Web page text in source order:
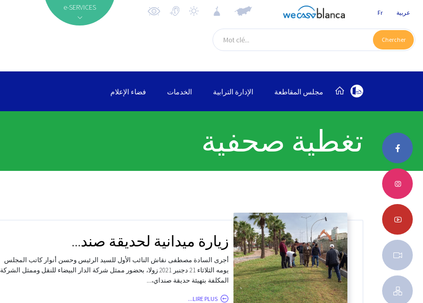
e-SERVICES
Fr عربية
Chercher
مجلس المقاطعة الإدارة الترابية الخدمات فضاء الإعلام
تغطية صحفية
زيارة ميدانية لحديقة صند...
أجرى السادة مصطفى نقاش النائب الأول للسيد الرئيس وحسن أنوار كاتب المجلس
يومه الثلاثاء 21 دجنبر 2021 زولا، بحضور ممثل شركة الدار البيضاء للنقل وممثل الشركة
المكلفة بتهيئة حديقة صنداي،...
LIRE PLUS...